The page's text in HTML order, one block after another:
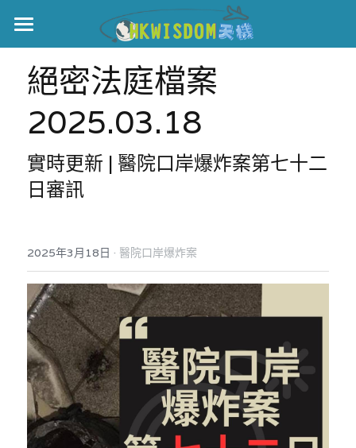
主頁
世界盃
伊美戰爭
黎智英案
正本清源•黎智英案
宏福火災
宏福苑聽證會
宏福火災正視聽
記錄．宏福苑火災
中國
國際
娛樂
反華推手你要知
反華推手懶人包
KOL 專欄
絕密法庭檔案
2025.03.18
實時更新 | 醫院口岸爆炸案第七十二
日審訊
2025年3月18日 · 醫院口岸爆炸案